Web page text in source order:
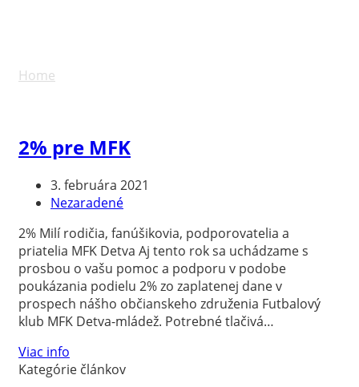
Home
2% pre MFK
3. februára 2021
Nezaradené
2% Milí rodičia, fanúšikovia, podporovatelia a
priatelia MFK Detva Aj tento rok sa uchádzame s
prosbou o vašu pomoc a podporu v podobe
poukázania podielu 2% zo zaplatenej dane v
prospech nášho občianskeho združenia Futbalový
klub MFK Detva-mládež. Potrebné tlačivá…
Viac info
Kategórie článkov